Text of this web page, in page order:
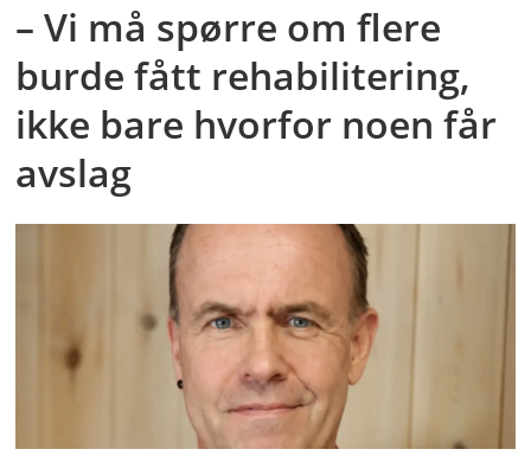
– Vi må spørre om flere
burde fått rehabilitering,
ikke bare hvorfor noen får
avslag